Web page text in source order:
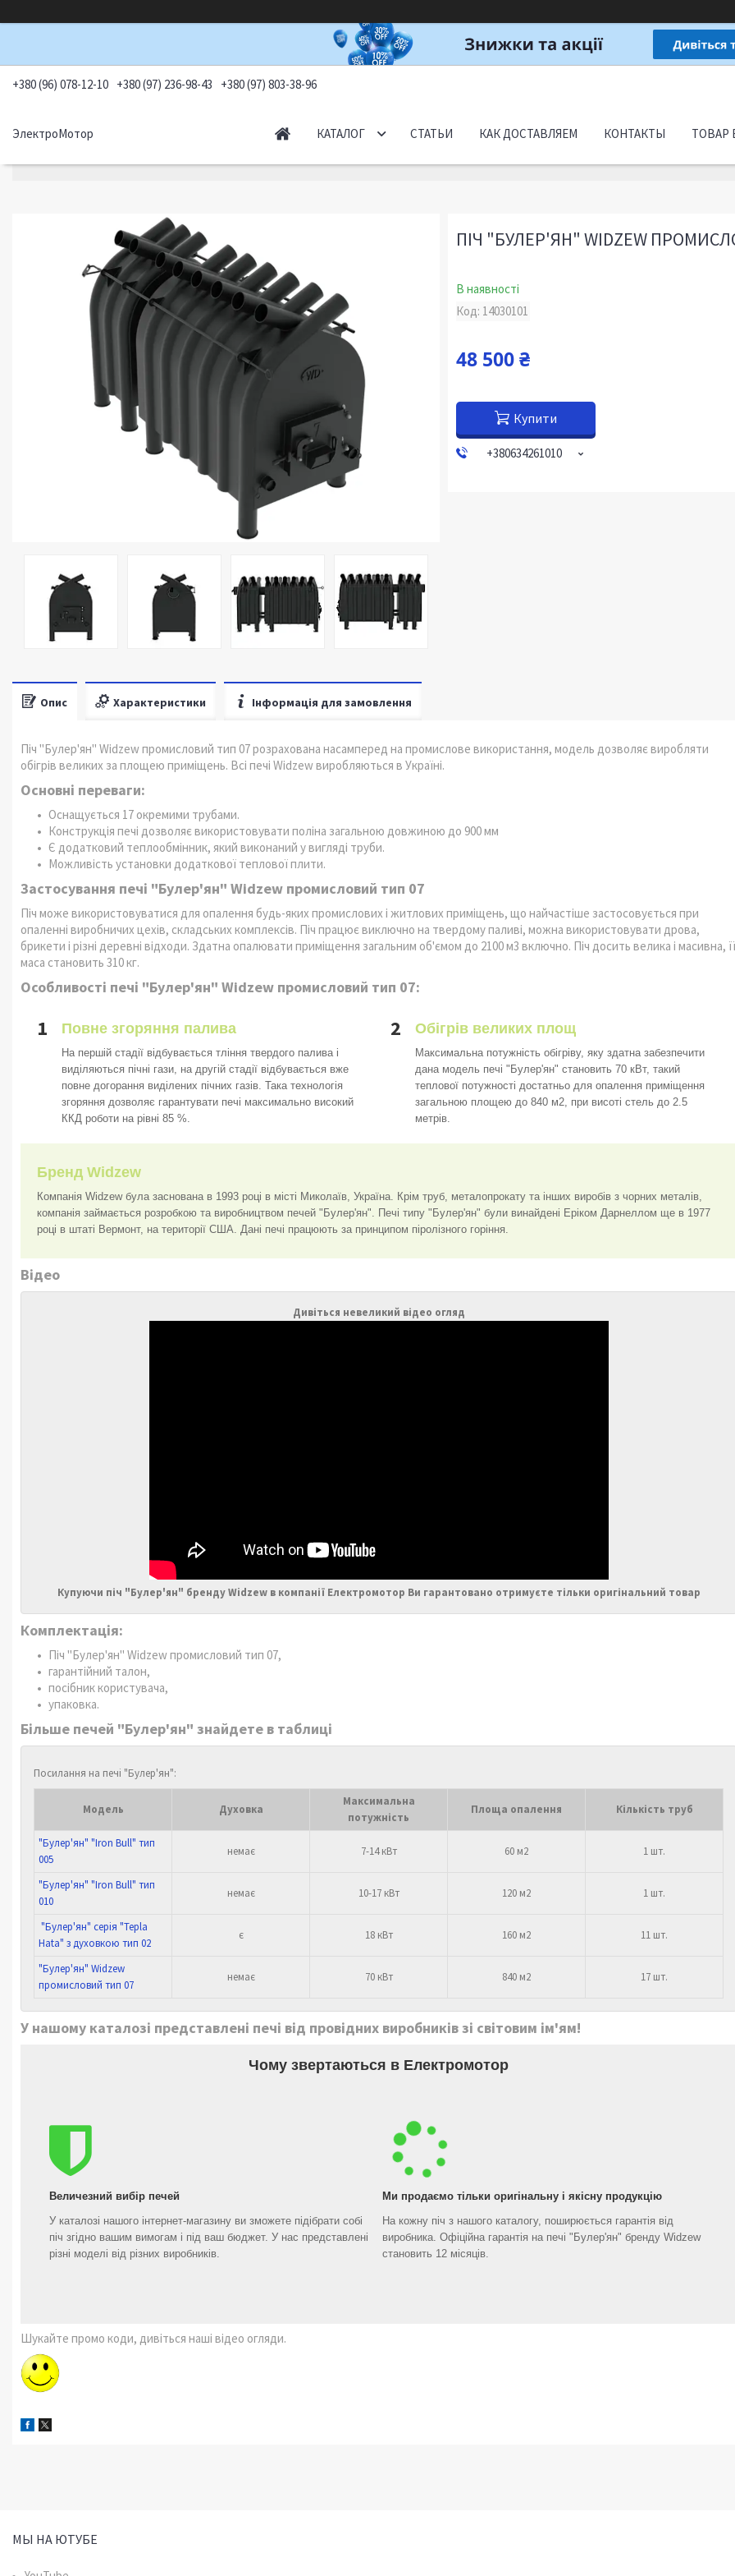
+380 (96) 078-12-10 +380 (97) 236-98-43 +380 (97) 803-38-96
ЭлектроМотор КАТАЛОГ СТАТЬИ КАК ДОСТАВЛЯЕМ КОНТАКТЫ ТОВАР
ПІЧ "БУЛЕР'ЯН" WIDZEW
В наявності
Код: 14030101
48 500 ₴
Купити
+380634261010
Опис Характеристики Інформація для замовлення
Піч "Булер'ян" Widzew промисловий тип 07 розрахована насамперед на промислове використання, модель дозволяє виробляти
обігрів великих за площею приміщень. Всі печі Widzew виробляються в Україні.
Основні переваги:
Оснащується 17 окремими трубами.
Конструкція печі дозволяє використовувати поліна загальною довжиною до 900 мм
Є додатковий теплообмінник, який виконаний у вигляді труби.
Можливість установки додаткової теплової плити.
Застосування печі "Булер'ян" Widzew промисловий тип 07
Піч може використовуватися для опалення будь-яких промислових і житлових приміщень, що найчастіше застосовується при
опаленні виробничих цехів, складських комплексів. Піч працює виключно на твердому паливі, можна використовувати дрова,
брикети і різні деревні відходи. Здатна опалювати приміщення загальним об'ємом до 2100 м3 включно. Піч досить велика і масивна,
маса становить 310 кг.
Особливості печі "Булер'ян" Widzew промисловий тип 07:
1 Повне згоряння палива
На першій стадії відбувається тління твердого палива і
виділяються пічні гази, на другій стадії відбувається вже
повне догорання виділених пічних газів. Така технологія
згоряння дозволяє гарантувати печі максимально високий
ККД роботи на рівні 85 %.
2 Обігрів великих площ
Максимальна потужність обігріву, яку здатна забезпечити
дана модель печі "Булер'ян" становить 70 кВт, такий
теплової потужності достатньо для опалення приміщення
загальною площею до 840 м2, при висоті стель до 2.5
метрів.
Бренд Widzew
Компанія Widzew була заснована в 1993 році в місті Миколаїв, Україна. Крім труб, металопрокату та інших виробів з чорних металів,
компанія займається розробкою та виробництвом печей "Булер'ян". Печі типу "Булер'ян" були винайдені Еріком Дарнеллом ще в 1977
році в штаті Вермонт, на території США. Дані печі працюють за принципом піролізного горіння.
Відео
Дивіться невеликий відео огляд
Купуючи піч "Булер'ян" бренду Widzew в компанії Електромотор Ви гарантовано отримуєте тільки оригінальний товар
Комплектація:
Піч "Булер'ян" Widzew промисловий тип 07,
гарантійний талон,
посібник користувача,
упаковка.
Більше печей "Булер'ян" знайдете в таблиці
Посилання на печі "Булер'ян":
Модель Духовка
Максимальна
потужність
Площа опалення Кількість труб
"Булер'ян" "Iron Bull" тип
005
немає 7-14 кВт 60 м2 1 шт.
"Булер'ян" "Iron Bull" тип
010
немає 10-17 кВт 120 м2 1 шт.
"Булер'ян" серія "Tepla
Hata" з духовкою тип 02
є 18 кВт 160 м2 11 шт.
"Булер'ян" Widzew
промисловий тип 07
немає 70 кВт 840 м2 17 шт.
У нашому каталозі представлені печі від провідних виробників зі світовим ім'ям!
Чому звертаються в Електромотор
Величезний вибір печей
У каталозі нашого інтернет-магазину ви зможете підібрати собі
піч згідно вашим вимогам і під ваш бюджет. У нас представлені
різні моделі від різних виробників.
Ми продаємо тільки оригінальну і якісну продукцію
На кожну піч з нашого каталогу, поширюється гарантія від
виробника. Офіційна гарантія на печі "Булер'ян" бренду Widzew
становить 12 місяців.
Шукайте промо коди, дивіться наші відео огляди.
МЫ НА ЮТУБЕ